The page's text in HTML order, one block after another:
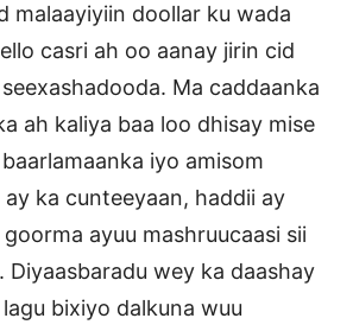
malaayiyiin doollar ku wada
casri ah oo aanay jirin cid
Ma caddaanka
ah kaliya baa loo dhisay mise
iyo amisom
ka cunteeyaan, haddii ay
ayuu mashruucaasi sii
Diyaasbaradu wey ka daashay
bixiyo dalkuna wuu